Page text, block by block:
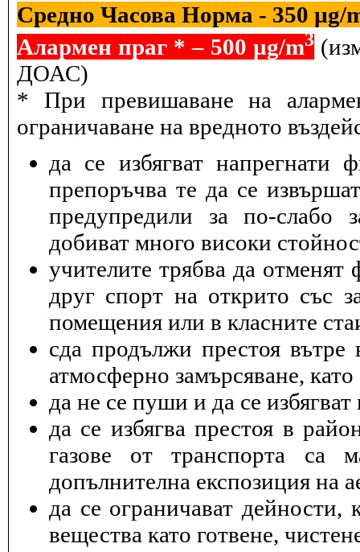
Средно Часова Норма - 350 µg/
Алармен праг * – 500 µg/m3
ДОАС)
* При превишаване на
ограничаване на вредното
да се избягват напрегнати
препоръчва те да се
предупредили за по-слабо
добиват много високи
учителите трябва да отменят
друг спорт на открито със
помещения или в класните
cда продължи престоя
атмосферно замърсяване,
да не се пуши и да се
да се избягва престоя в
газове от транспорта са
допълнителна експозиция на
да се ограничават
вещества като готвене,